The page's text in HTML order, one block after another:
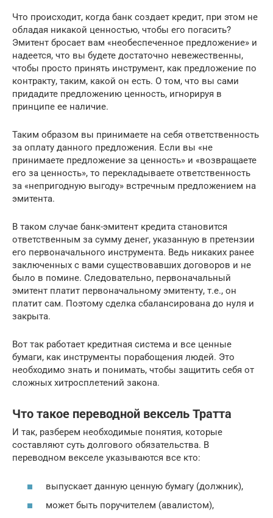
Что происходит, когда банк создает кредит, при этом не
обладая никакой ценностью, чтобы его погасить?
Эмитент бросает вам «необеспеченное предложение» и
надеется, что вы будете достаточно невежественны,
чтобы просто принять инструмент, как предложение по
контракту, таким, какой он есть. О том, что вы сами
придадите предложению ценность, игнорируя в
принципе ее наличие.
Таким образом вы принимаете на себя ответственность
за оплату данного предложения. Если вы «не
принимаете предложение за ценность» и «возвращаете
его за ценность», то перекладываете ответственность
за «непригодную выгоду» встречным предложением на
эмитента.
В таком случае банк-эмитент кредита становится
ответственным за сумму денег, указанную в претензии
его первоначального инструмента. Ведь никаких ранее
заключенных с вами существовавших договоров и не
было в помине. Следовательно, первоначальный
эмитент платит первоначальному эмитенту, т.е., он
платит сам. Поэтому сделка сбалансирована до нуля и
закрыта.
Вот так работает кредитная система и все ценные
бумаги, как инструменты порабощения людей. Это
необходимо знать и понимать, чтобы защитить себя от
сложных хитросплетений закона.
Что такое переводной вексель Тратта
И так, разберем необходимые понятия, которые
составляют суть долгового обязательства. В
переводном векселе указываются все кто:
выпускает данную ценную бумагу (должник),
может быть поручителем (авалистом),